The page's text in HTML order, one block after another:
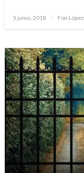
Publicado
5 junio, 2018 Fon López